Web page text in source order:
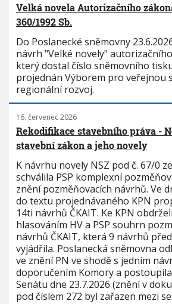
Velká novela Autorizačního
360/1992 Sb.
Do Poslanecké sněmovny
návrh "Velké novely"
který dostal číslo sněmovního
projednán Výborem pro veřejnou
regionální rozvoj.
16. červenec 2026
Rekodifikace stavebního práva -
stavební zákon a jeho novely
K návrhu novely NSZ pod č. 67/0
schválila PSP komplexní
znění pozměňovacích návrhů. Ve
do textu projednávaného KPN
14ti návrhů ČKAIT. Ke KPN
hlasováním HV a PSP souhrn
návrhů ČKAIT, která 9 návrhů
vyjádřila. Poslanecká sněmovna
ve znění PN ve shodě s jedním
doporučením Komory a
Senátu dne 23.7.2026 (znění v
pod číslem 272 byl zařazen mezi